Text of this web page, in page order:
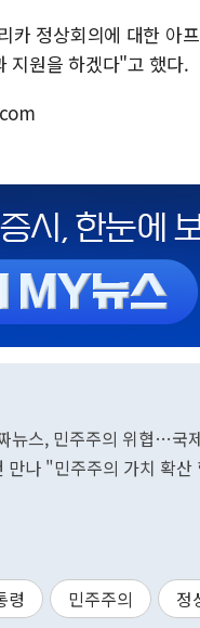
카 정상회의에 대한 아
지원을 하겠다"고 했다.
뉴스, 민주주의 위협…국
만나 "민주주의 가치 확산
령 민주주의 정